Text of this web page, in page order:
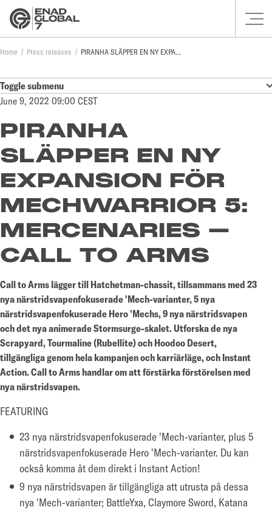
Home Press releases PIRANHA SLÄPPER EN NY EXPANSION FÖR MECHWARRIOR 5: MERCENARIES – CALL TO ARMS
Toggle submenu
June 9, 2022 09:00 CEST
PIRANHA
SLÄPPER EN NY
EXPANSION FÖR
MECHWARRIOR 5:
MERCENARIES –
CALL TO ARMS
Call to Arms lägger till Hatchetman-chassit, tillsammans med 23
nya närstridsvapenfokuserade 'Mech-varianter, 5 nya
närstridsvapenfokuserade Hero 'Mechs, 9 nya närstridsvapen
och det nya animerade Stormsurge-skalet. Utforska de nya
Scrapyard, Tourmaline (Rubellite) och Hoodoo Desert,
tillgängliga genom hela kampanjen och karriärläge, och Instant
Action. Call to Arms handlar om att förstärka förstörelsen med
nya närstridsvapen.
FEATURING
23 nya närstridsvapenfokuserade 'Mech-varianter, plus 5
närstridsvapenfokuserade Hero 'Mech-varianter. Du kan
också komma åt dem direkt i Instant Action!
9 nya närstridsvapen är tillgängliga att utrusta på dessa
nya 'Mech-varianter; BattleYxa, Claymore Sword, Katana